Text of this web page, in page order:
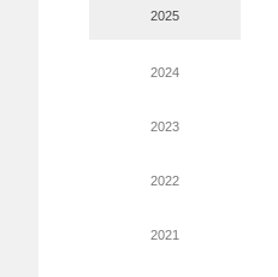
2025
2024
2023
2022
2021